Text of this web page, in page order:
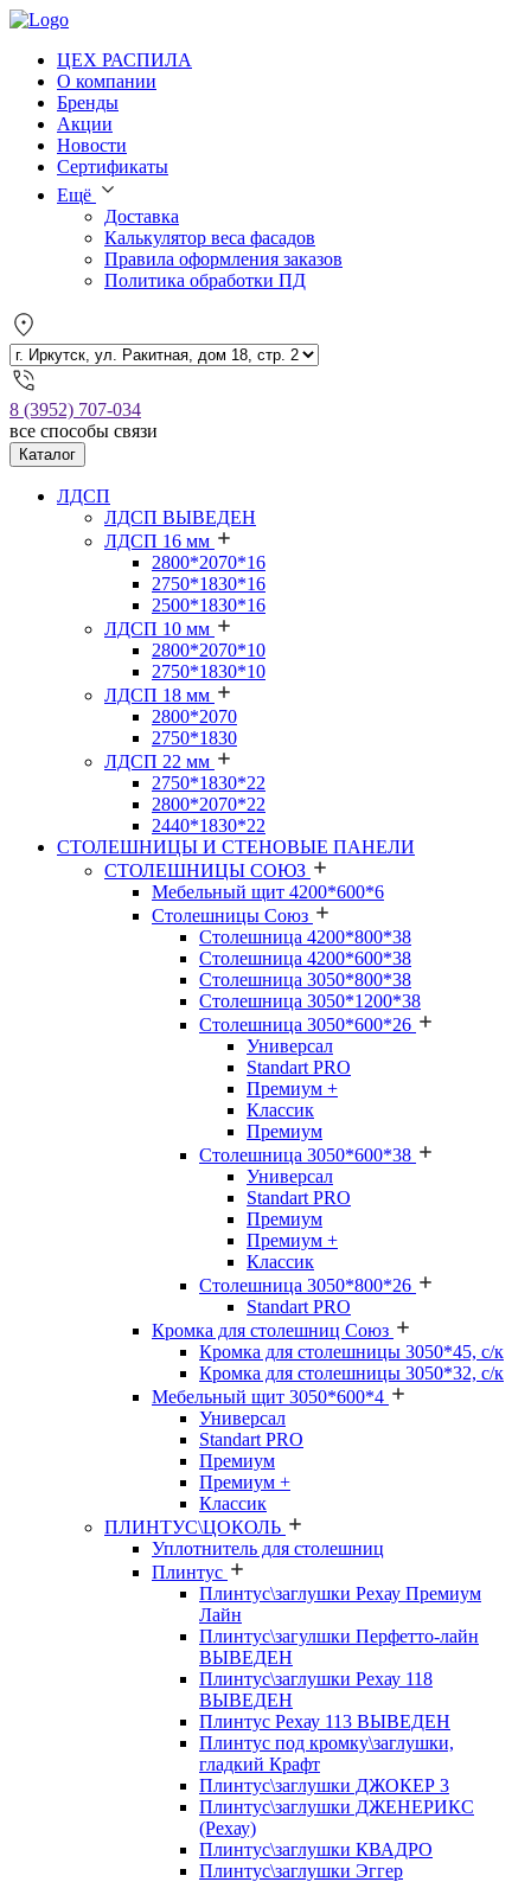
ЦЕХ РАСПИЛА
О компании
Бренды
Акции
Новости
Сертификаты
Ещё
Доставка
Калькулятор веса фасадов
Правила оформления заказов
Политика обработки ПД
8 (3952) 707-034
все способы связи
Каталог
ЛДСП
ЛДСП ВЫВЕДЕН
ЛДСП 16 мм
2800*2070*16
2750*1830*16
2500*1830*16
ЛДСП 10 мм
2800*2070*10
2750*1830*10
ЛДСП 18 мм
2800*2070
2750*1830
ЛДСП 22 мм
2750*1830*22
2800*2070*22
2440*1830*22
СТОЛЕШНИЦЫ И СТЕНОВЫЕ ПАНЕЛИ
СТОЛЕШНИЦЫ СОЮЗ
Мебельный щит 4200*600*6
Столешницы Союз
Столешница 4200*800*38
Столешница 4200*600*38
Столешница 3050*800*38
Столешница 3050*1200*38
Столешница 3050*600*26
Универсал
Standart PRO
Премиум +
Классик
Премиум
Столешница 3050*600*38
Универсал
Standart PRO
Премиум
Премиум +
Классик
Столешница 3050*800*26
Standart PRO
Кромка для столешниц Союз
Кромка для столешницы 3050*45, с/к
Кромка для столешницы 3050*32, с/к
Мебельный щит 3050*600*4
Универсал
Standart PRO
Премиум
Премиум +
Классик
ПЛИНТУС\ЦОКОЛЬ
Уплотнитель для столешниц
Плинтус
Плинтус\заглушки Рехау Премиум
Лайн
Плинтус\загулшки Перфетто-лайн
ВЫВЕДЕН
Плинтус\заглушки Рехау 118
ВЫВЕДЕН
Плинтус Рехау 113 ВЫВЕДЕН
Плинтус под кромку\заглушки,
гладкий Крафт
Плинтус\заглушки ДЖОКЕР 3
Плинтус\заглушки ДЖЕНЕРИКС
(Рехау)
Плинтус\заглушки КВАДРО
Плинтус\заглушки Эггер